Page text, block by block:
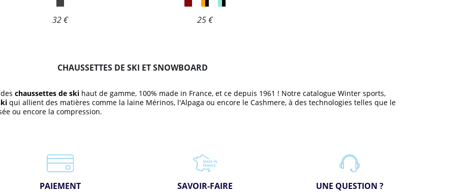
32 € 25 €
CHAUSSETTES DE SKI ET SNOWBOARD
chaussettes de ski haut de gamme, 100% made in France, et ce depuis 1961 ! Notre catalogue Winter sports,
qui allient des matières comme la laine Mérinos, l'Alpaga ou encore le Cashmere, à des technologies telles que le
ou encore la compression.
PAIEMENT SAVOIR-FAIRE UNE QUESTION ?